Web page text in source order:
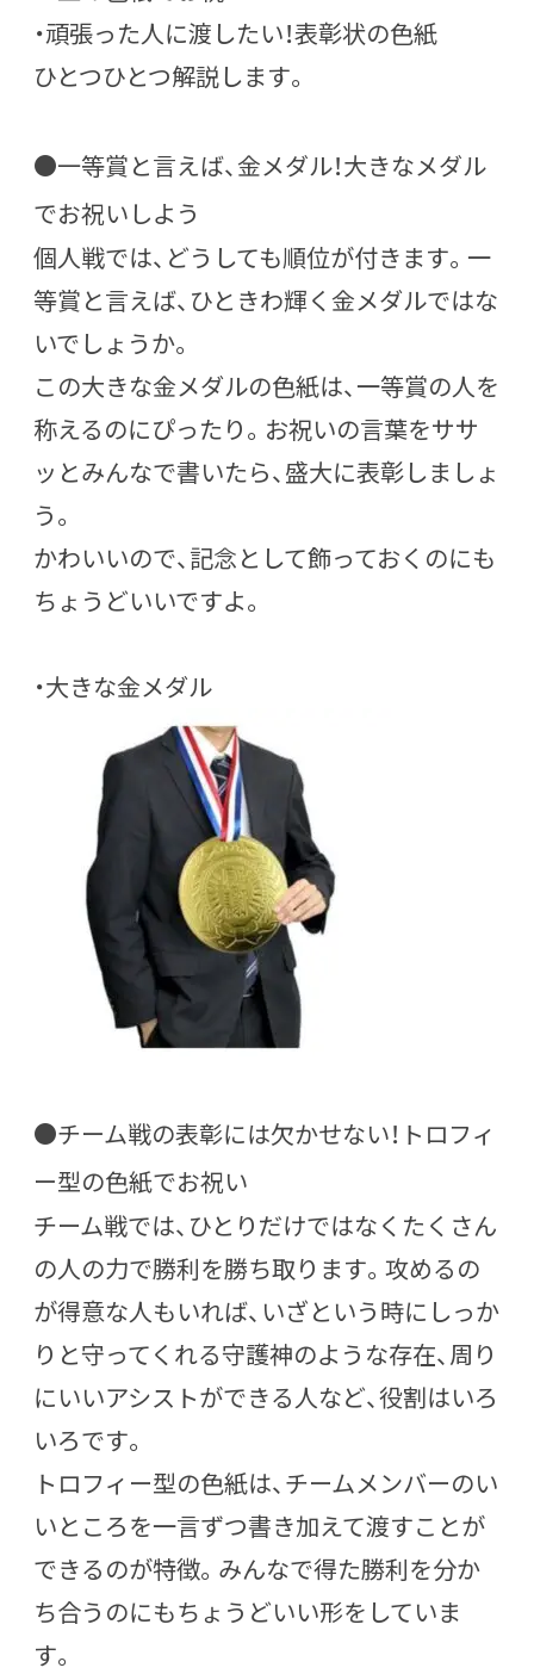
・頑張った人に渡したい！表彰状の色紙
ひとつひとつ解説します。
●一等賞と言えば、金メダル！大きなメダル
でお祝いしよう
個人戦では、どうしても順位が付きます。一
等賞と言えば、ひときわ輝く金メダルではな
いでしょうか。
この大きな金メダルの色紙は、一等賞の人を
称えるのにぴったり。お祝いの言葉をササ
ッとみんなで書いたら、盛大に表彰しましょ
う。
かわいいので、記念として飾っておくのにも
ちょうどいいですよ。
・大きな金メダル
●チーム戦の表彰には欠かせない！トロフィ
ー型の色紙でお祝い
チーム戦では、ひとりだけではなくたくさん
の人の力で勝利を勝ち取ります。攻めるの
が得意な人もいれば、いざという時にしっか
りと守ってくれる守護神のような存在、周り
にいいアシストができる人など、役割はいろ
いろです。
トロフィー型の色紙は、チームメンバーのい
いところを一言ずつ書き加えて渡すことが
できるのが特徴。みんなで得た勝利を分か
ち合うのにもちょうどいい形をしていま
す。